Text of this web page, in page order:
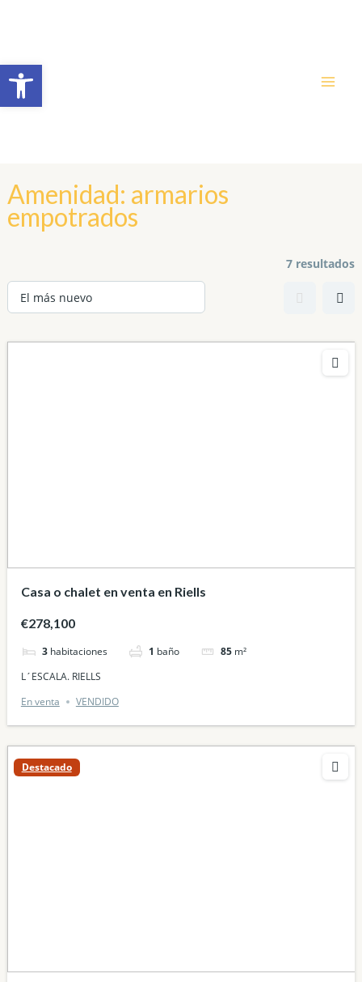
Abrir barra de herramientas
Amenidad: armarios
empotrados
7 resultados
Casa o chalet en venta en Riells
€278,100
3 habitaciones 1 baño 85 m²
L´ESCALA. RIELLS
En venta
VENDIDO
Destacado